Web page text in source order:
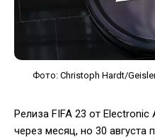
Фото: Christoph Hardt/
Релиза FIFA 23 от
через месяц, но 30 августа